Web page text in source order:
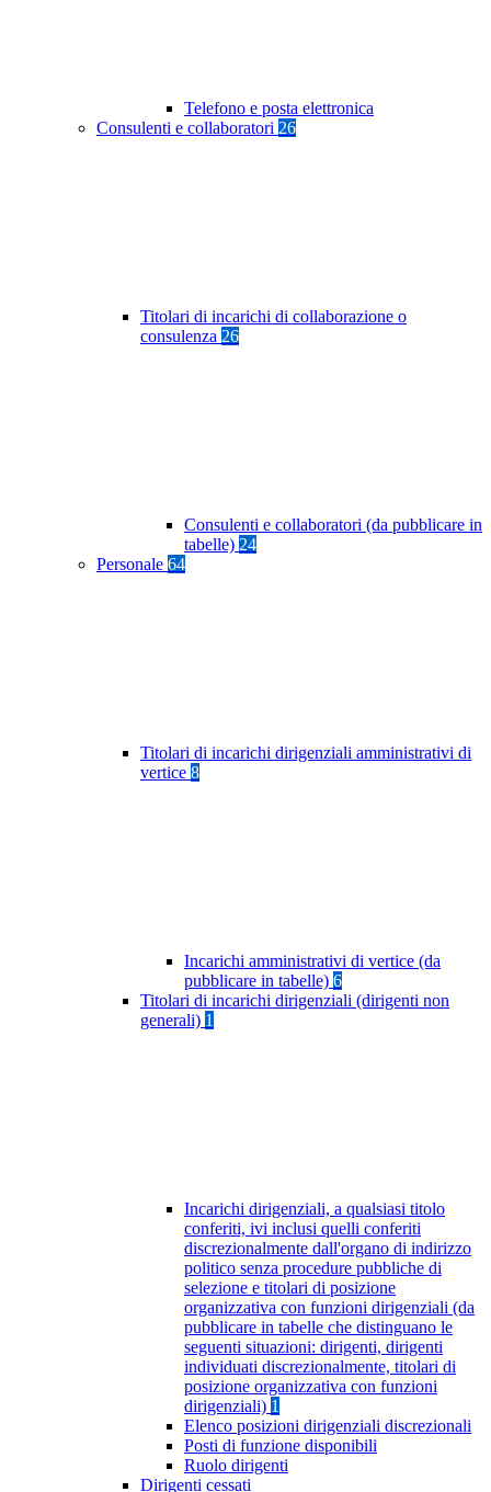
Telefono e posta elettronica
Consulenti e collaboratori 26
Titolari di incarichi di collaborazione o
consulenza 26
Consulenti e collaboratori (da pubblicare in
tabelle) 24
Personale 64
Titolari di incarichi dirigenziali amministrativi di
vertice 8
Incarichi amministrativi di vertice (da
pubblicare in tabelle) 6
Titolari di incarichi dirigenziali (dirigenti non
generali) 1
Incarichi dirigenziali, a qualsiasi titolo
conferiti, ivi inclusi quelli conferiti
discrezionalmente dall'organo di indirizzo
politico senza procedure pubbliche di
selezione e titolari di posizione
organizzativa con funzioni dirigenziali (da
pubblicare in tabelle che distinguano le
seguenti situazioni: dirigenti, dirigenti
individuati discrezionalmente, titolari di
posizione organizzativa con funzioni
dirigenziali) 1
Elenco posizioni dirigenziali discrezionali
Posti di funzione disponibili
Ruolo dirigenti
Dirigenti cessati